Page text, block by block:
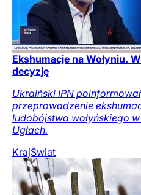
Ekshumacje na Wołyniu.
decyzję
Ukraiński IPN
przeprowadzenie
ludobójstwa wołyńskiego
Ugłach.
KrajŚwiat